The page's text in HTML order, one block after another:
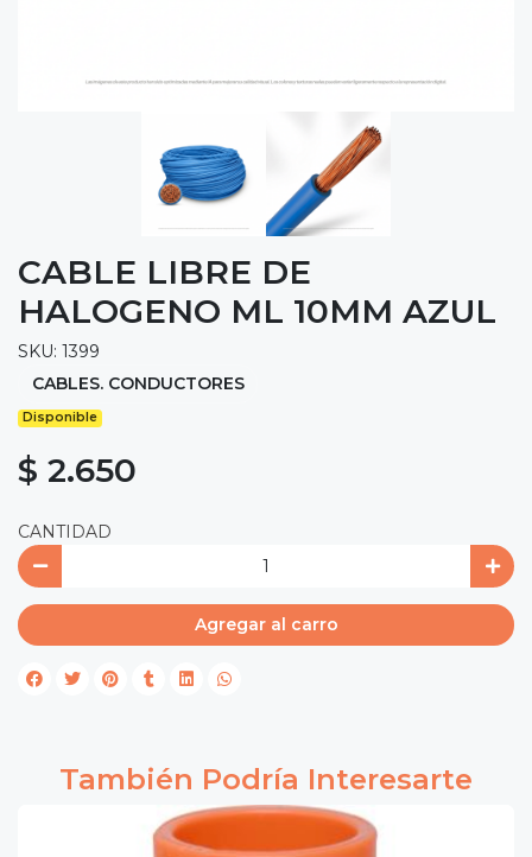
CABLE LIBRE DE
HALOGENO ML 10MM AZUL
SKU: 1399
CABLES. CONDUCTORES
Disponible
$ 2.650
CANTIDAD
Agregar al carro
También Podría Interesarte